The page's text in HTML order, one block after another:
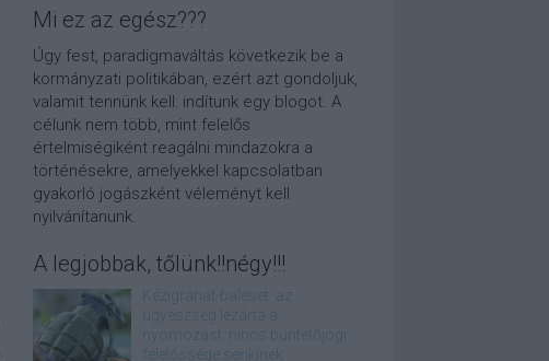
Mi ez az egész???
Úgy fest, paradigmaváltás következik be a
kormányzati politikában, ezért azt gondoljuk,
valamit tennünk kell: indítunk egy blogot. A
célunk nem több, mint felelős
értelmiségiként reagálni mindazokra a
történésekre, amelyekkel kapcsolatban
gyakorló jogászként véleményt kell
nyilvánítanunk.
A legjobbak, tőlünk!!négy!!!
Kézigránát-baleset: az
ügyészség lezárta a
nyomozást, nincs büntetőjogi
felelőssége senkinek